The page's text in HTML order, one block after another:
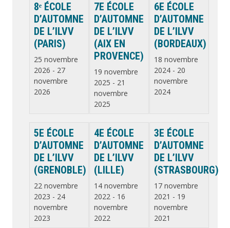
8ᵉ ÉCOLE
D’AUTOMNE
DE L’ILVV
(PARIS)
25 novembre
2026 - 27
novembre
2026
7E ÉCOLE
D’AUTOMNE
DE L’ILVV
(AIX EN
PROVENCE)
19 novembre
2025 - 21
novembre
2025
6E ÉCOLE
D’AUTOMNE
DE L’ILVV
(BORDEAUX)
18 novembre
2024 - 20
novembre
2024
5E ÉCOLE
D’AUTOMNE
DE L’ILVV
(GRENOBLE)
22 novembre
2023 - 24
novembre
2023
4E ÉCOLE
D’AUTOMNE
DE L’ILVV
(LILLE)
14 novembre
2022- 16
novembre
2022
3E ÉCOLE
D’AUTOMNE
DE L’ILVV
(STRASBOURG)
17 novembre
2021 - 19
novembre
2021